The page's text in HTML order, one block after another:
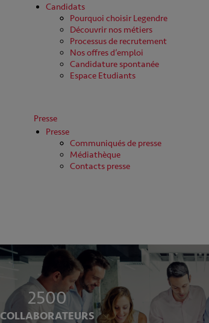
Candidats
Pourquoi choisir Legendre
Découvrir nos métiers
Processus de recrutement
Nos offres d’emploi
Candidature spontanée
Espace Etudiants
Presse
Presse
Communiqués de presse
Médiathèque
Contacts presse
2500
COLLABORATEURS